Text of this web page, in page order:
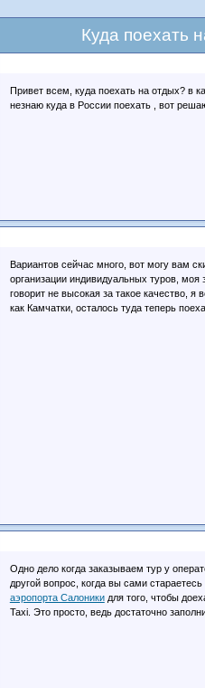
Куда поехать
Привет всем, куда поехать на отдых? в
незнаю куда в России поехать , вот
Вариантов сейчас много, вот могу вам
организации индивидуальных туров,
говорит не высокая за такое качество,
как Камчатки, осталось туда теперь
Одно дело когда заказываем тур у
другой вопрос, когда вы сами
аэропорта Салоникидля того, чтобы
Taxi. Это просто, ведь достаточно